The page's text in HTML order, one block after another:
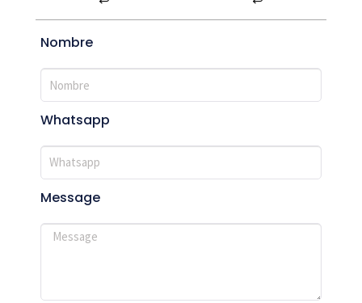
Nombre
Whatsapp
Message